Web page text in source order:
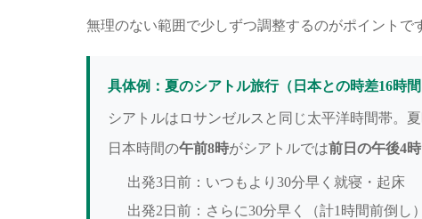
無理のない範囲で少しずつ調整するのがポイントで
具体例：夏のシアトル旅行（日本との時差16時
シアトルはロサンゼルスと同じ太平洋時間帯。
日本時間の午前8時がシアトルでは前日の午後4時
出発3日前：いつもより30分早く就寝・起床
出発2日前：さらに30分早く（計1時間前倒し）